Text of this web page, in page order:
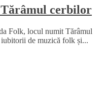
cerbilor
Folk, locul numit Tărâmul
de muzică folk și...